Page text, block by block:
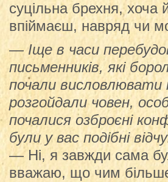
суцільна брехня, хоча
впіймаєш, навряд чи
— Іще в часи
письменників, які
почали
розгойдали човен,
почалися озброєні
були у вас подібні
— Ні, я завжди сама
вважаю, що чим